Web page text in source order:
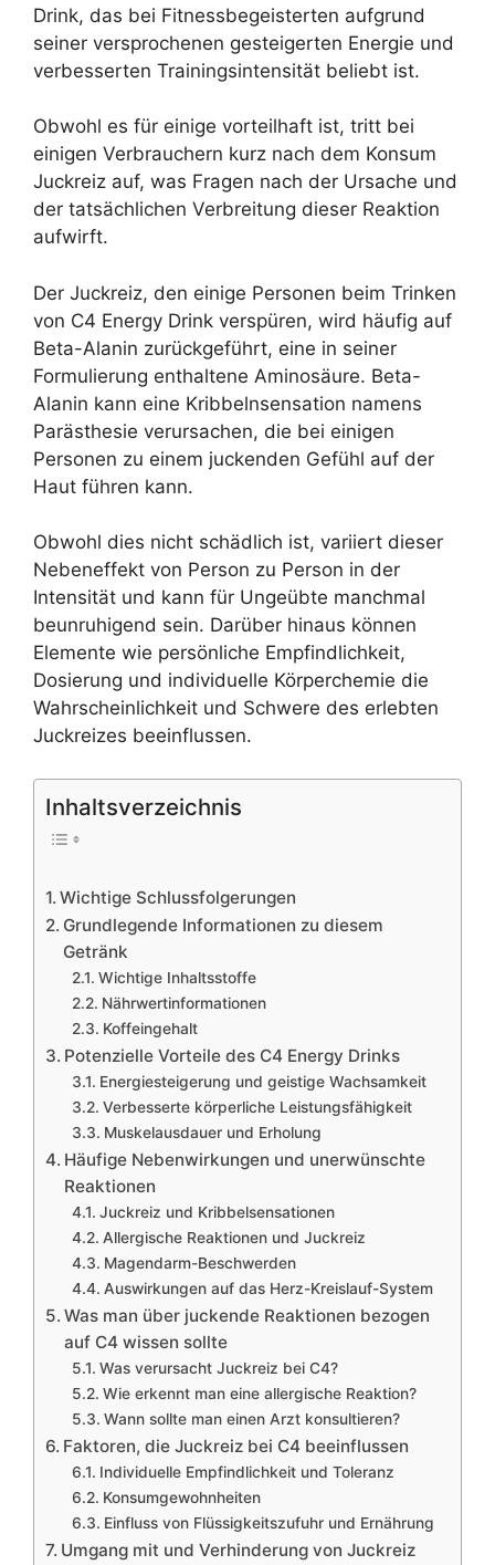
Drink, das bei Fitnessbegeisterten aufgrund
seiner versprochenen gesteigerten Energie und
verbesserten Trainingsintensität beliebt ist.
Obwohl es für einige vorteilhaft ist, tritt bei
einigen Verbrauchern kurz nach dem Konsum
Juckreiz auf, was Fragen nach der Ursache und
der tatsächlichen Verbreitung dieser Reaktion
aufwirft.
Der Juckreiz, den einige Personen beim Trinken
von C4 Energy Drink verspüren, wird häufig auf
Beta-Alanin zurückgeführt, eine in seiner
Formulierung enthaltene Aminosäure. Beta-
Alanin kann eine Kribbelnsensation namens
Parästhesie verursachen, die bei einigen
Personen zu einem juckenden Gefühl auf der
Haut führen kann.
Obwohl dies nicht schädlich ist, variiert dieser
Nebeneffekt von Person zu Person in der
Intensität und kann für Ungeübte manchmal
beunruhigend sein. Darüber hinaus können
Elemente wie persönliche Empfindlichkeit,
Dosierung und individuelle Körperchemie die
Wahrscheinlichkeit und Schwere des erlebten
Juckreizes beeinflussen.
Inhaltsverzeichnis
Wichtige Schlussfolgerungen
Grundlegende Informationen zu diesem
Getränk
Wichtige Inhaltsstoffe
Nährwertinformationen
Koffeingehalt
Potenzielle Vorteile des C4 Energy Drinks
Energiesteigerung und geistige Wachsamkeit
Verbesserte körperliche Leistungsfähigkeit
Muskelausdauer und Erholung
Häufige Nebenwirkungen und unerwünschte
Reaktionen
Juckreiz und Kribbelsensationen
Allergische Reaktionen und Juckreiz
Magendarm-Beschwerden
Auswirkungen auf das Herz-Kreislauf-System
Was man über juckende Reaktionen bezogen
auf C4 wissen sollte
Was verursacht Juckreiz bei C4?
Wie erkennt man eine allergische Reaktion?
Wann sollte man einen Arzt konsultieren?
Faktoren, die Juckreiz bei C4 beeinflussen
Individuelle Empfindlichkeit und Toleranz
Konsumgewohnheiten
Einfluss von Flüssigkeitszufuhr und Ernährung
Umgang mit und Verhinderung von Juckreiz